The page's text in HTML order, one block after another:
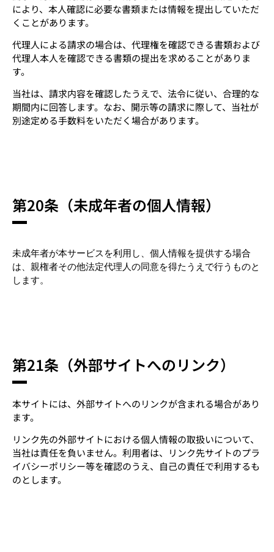
により、本人確認に必要な書類または情報を提出していただ
くことがあります。
代理人による請求の場合は、代理権を確認できる書類および
代理人本人を確認できる書類の提出を求めることがありま
す。
当社は、請求内容を確認したうえで、法令に従い、合理的な
期間内に回答します。なお、開示等の請求に際して、当社が
別途定める手数料をいただく場合があります。
第20条（未成年者の個人情報）
未成年者が本サービスを利用し、個人情報を提供する場合
は、親権者その他法定代理人の同意を得たうえで行うものと
します。
第21条（外部サイトへのリンク）
本サイトには、外部サイトへのリンクが含まれる場合があり
ます。
リンク先の外部サイトにおける個人情報の取扱いについて、
当社は責任を負いません。利用者は、リンク先サイトのプラ
イバシーポリシー等を確認のうえ、自己の責任で利用するも
のとします。